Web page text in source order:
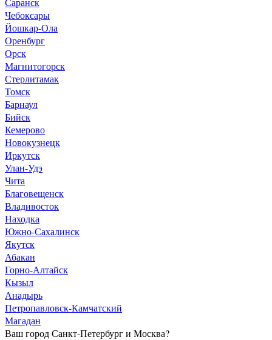
Чебоксары
Йошкар-Ола
Оренбург
Орск
Магнитогорск
Стерлитамак
Томск
Барнаул
Бийск
Кемерово
Новокузнецк
Иркутск
Улан-Удэ
Чита
Благовещенск
Владивосток
Находка
Южно-Сахалинск
Якутск
Абакан
Горно-Алтайск
Кызыл
Анадырь
Петропавловск-Камчатский
Магадан
Ваш город Санкт-Петербург и Москва?